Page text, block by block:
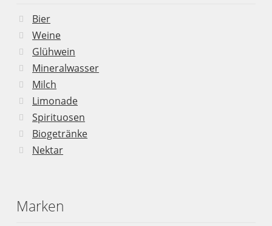
Bier
Weine
Glühwein
Mineralwasser
Milch
Limonade
Spirituosen
Biogetränke
Nektar
Marken